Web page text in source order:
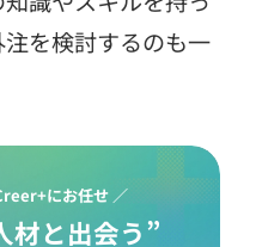
を検討するのも一
にお任せ ／
材と出会う”